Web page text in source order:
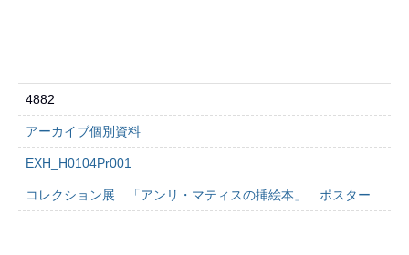
4882
アーカイブ個別資料
EXH_H0104Pr001
コレクション展 「アンリ・マティスの挿絵本」 ポスター